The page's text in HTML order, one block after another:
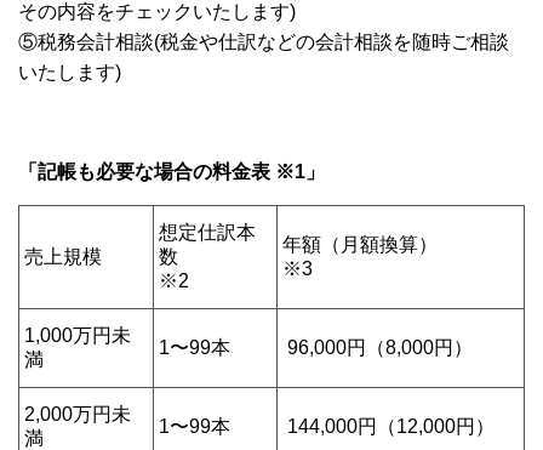
その内容をチェックいたします)
⑤税務会計相談(税金や仕訳などの会計相談を随時ご相談
いたします)
「記帳も必要な場合の料金表 ※1」
売上規模
想定仕訳本
数
※2
年額（月額換算）
※3
1,000万円未
満
1〜99本 96,000円（8,000円）
2,000万円未
満
1〜99本 144,000円（12,000円）